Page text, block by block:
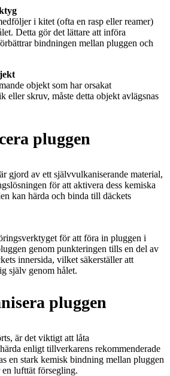
i kitet (ofta en rasp eller reamer)
Detta gör det lättare att införa
bindningen mellan pluggen och
objekt som har orsakat
eller skruv, måste detta objekt avlägsnas
pluggen
gjord av ett självvulkaniserande material,
för att aktivera dess kemiska
kan härda och binda till däckets
för att föra in pluggen i
genom punkteringen tills en del av
innersida, vilket säkerställer att
själv genom hålet.
pluggen
är det viktigt att låta
enligt tillverkarens rekommenderade
en stark kemisk bindning mellan pluggen
lufttät försegling.